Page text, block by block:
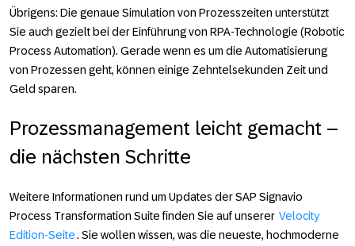
Übrigens: Die genaue Simulation von Prozesszeiten unterstützt
Sie auch gezielt bei der Einführung von RPA-Technologie (Robotic
Process Automation). Gerade wenn es um die Automatisierung
von Prozessen geht, können einige Zehntelsekunden Zeit und
Geld sparen.
Prozessmanagement leicht gemacht –
die nächsten Schritte
Weitere Informationen rund um Updates der SAP Signavio
Process Transformation Suite finden Sie auf unserer Velocity
Edition-Seite. Sie wollen wissen, was die neueste, hochmoderne